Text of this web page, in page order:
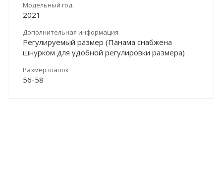
Модельный год
2021
Дополнительная информация
Регулируемый размер (Панама снабжена
шнурком для удобной регулировки размера)
Размер шапок
56-58